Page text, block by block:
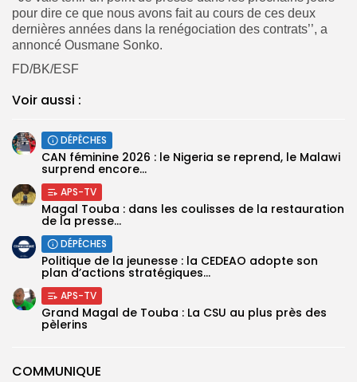
COMMUNIQUE
pour dire ce que nous avons fait au cours de ces deux
dernières années dans la renégociation des contrats’’, a
annoncé Ousmane Sonko.
FD/BK/ESF
Voir aussi :
DÉPÊCHES
‎CAN féminine 2026 : le Nigeria se reprend, le Malawi
surprend encore...
APS-TV
Magal Touba : dans les coulisses de la restauration
de la presse...
DÉPÊCHES
Politique de la jeunesse : la CEDEAO adopte son
plan d’actions stratégiques...
APS-TV
Grand Magal de Touba : La CSU au plus près des
pèlerins